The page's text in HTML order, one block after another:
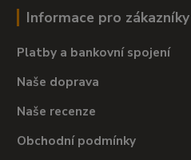
Informace pro zákazníky
Platby a bankovní spojení
Naše doprava
Naše recenze
Obchodní podmínky